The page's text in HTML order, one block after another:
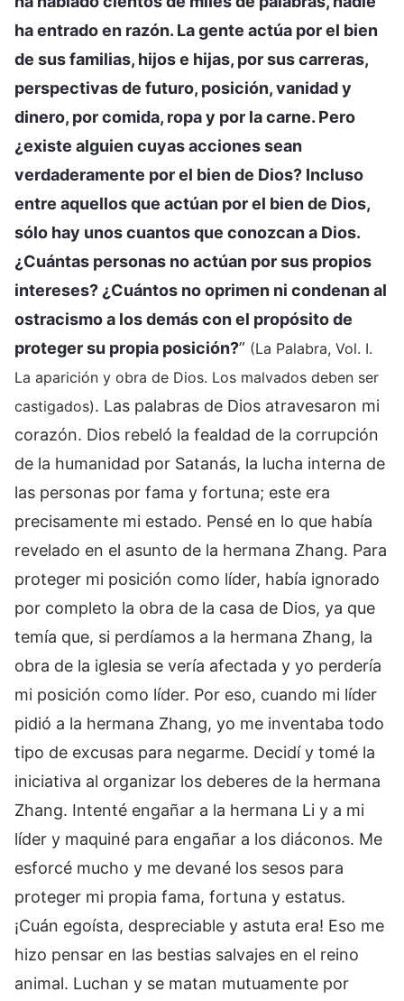
ha entrado en razón. La gente actúa por el bien
de sus familias, hijos e hijas, por sus carreras,
perspectivas de futuro, posición, vanidad y
dinero, por comida, ropa y por la carne. Pero
¿existe alguien cuyas acciones sean
verdaderamente por el bien de Dios? Incluso
entre aquellos que actúan por el bien de Dios,
sólo hay unos cuantos que conozcan a Dios.
¿Cuántas personas no actúan por sus propios
intereses? ¿Cuántos no oprimen ni condenan al
ostracismo a los demás con el propósito de
proteger su propia posición?” (La Palabra, Vol. I.
La aparición y obra de Dios. Los malvados deben ser
castigados). Las palabras de Dios atravesaron mi
corazón. Dios rebeló la fealdad de la corrupción
de la humanidad por Satanás, la lucha interna de
las personas por fama y fortuna; este era
precisamente mi estado. Pensé en lo que había
revelado en el asunto de la hermana Zhang. Para
proteger mi posición como líder, había ignorado
por completo la obra de la casa de Dios, ya que
temía que, si perdíamos a la hermana Zhang, la
obra de la iglesia se vería afectada y yo perdería
mi posición como líder. Por eso, cuando mi líder
pidió a la hermana Zhang, yo me inventaba todo
tipo de excusas para negarme. Decidí y tomé la
iniciativa al organizar los deberes de la hermana
Zhang. Intenté engañar a la hermana Li y a mi
líder y maquiné para engañar a los diáconos. Me
esforcé mucho y me devané los sesos para
proteger mi propia fama, fortuna y estatus.
¡Cuán egoísta, despreciable y astuta era! Eso me
hizo pensar en las bestias salvajes en el reino
animal. Luchan y se matan mutuamente por